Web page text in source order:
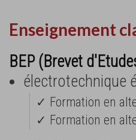
Enseignement
BEP (Brevet
électrotechnique
✓ Formation en
✓ Formation en